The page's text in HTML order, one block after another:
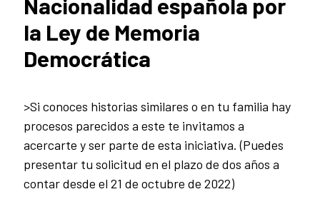
Nacionalidad española por
la Ley de Memoria
Democrática
>Si conoces historias similares o en tu familia hay
procesos parecidos a este te invitamos a
acercarte y ser parte de esta iniciativa. (Puedes
presentar tu solicitud en el plazo de dos años a
contar desde el 21 de octubre de 2022)